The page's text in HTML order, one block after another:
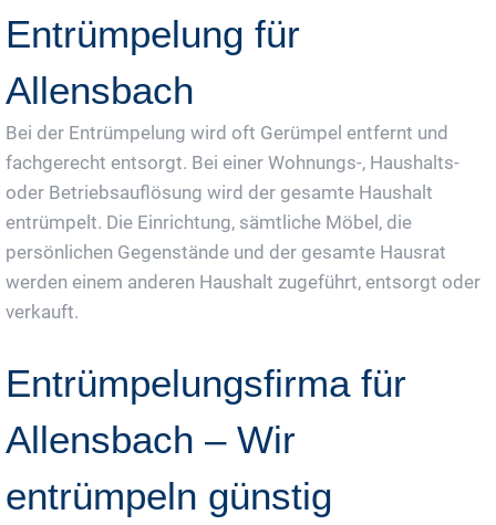
Entrümpelung für
Allensbach
Bei der Entrümpelung wird oft Gerümpel entfernt und
fachgerecht entsorgt. Bei einer Wohnungs-, Haushalts-
oder Betriebsauflösung wird der gesamte Haushalt
entrümpelt. Die Einrichtung, sämtliche Möbel, die
persönlichen Gegenstände und der gesamte Hausrat
werden einem anderen Haushalt zugeführt, entsorgt oder
verkauft.
Entrümpelungsfirma für
Allensbach – Wir
entrümpeln günstig